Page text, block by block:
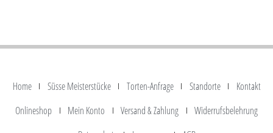
Home Süsse Meisterstücke Torten-Anfrage Standorte
Kontakt
Onlineshop
Mein Konto Versand & Zahlung
Widerrufsbelehrung